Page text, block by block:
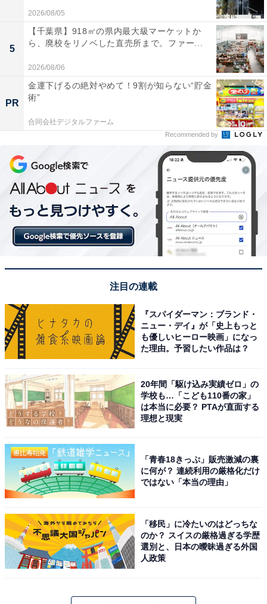
臨場感あるサウンドにどっぷり浸りたい人や、仕事や勉
強に集中できる環境を作りたい人には、おすすめの商品
といえそうです。
【今日チェックしたい】Beatsの人気商品5選
Beats「Solo 4」
Beats Solo 4 - ワイヤレスBluetoothオンイヤーヘッドフ
ォン、Apple & Android互換、バッテリー寿命最大50時間
- マットブラック
Amazonで見る
Beats「Solo 4 スレートブルー」
2026/08/05
5
【千葉県】918㎡の県内最大級マーケットか
ら、廃校をリノベした直売所まで。ファー...
2026/08/06
PR
金運下げるの絶対やめて！9割が知らない“貯金
術”
合同会社デジタルファーム
Recommended by
注目の連載
『スパイダーマン：ブランド・
ニュー・デイ』が「史上もっと
も優しいヒーロー映画」になっ
た理由。予習したい作品は？
20年間「駆け込み実績ゼロ」の
学校も…「こども110番の家」
は本当に必要？ PTAが直面する
理想と現実
「青春18きっぷ」販売激減の裏
に何が？ 連続利用の厳格化だけ
ではない「本当の理由」
「移民」に冷たいのはどっちな
のか？ スイスの厳格過ぎる学歴
選別と、日本の曖昧過ぎる外国
人政策